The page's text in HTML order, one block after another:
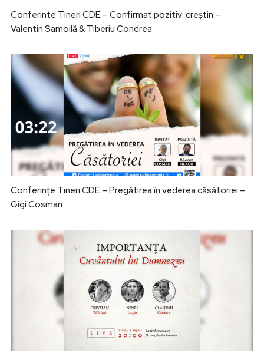
Conferinte Tineri CDE – Confirmat pozitiv: creștin –
Valentin Samoilă & Tiberiu Condrea
Conferințe Tineri CDE – Pregătirea în vederea căsătoriei –
Gigi Cosman